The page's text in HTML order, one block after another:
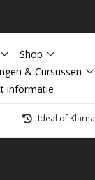
Shop
& Cursussen
informatie
Ideal of Klarna